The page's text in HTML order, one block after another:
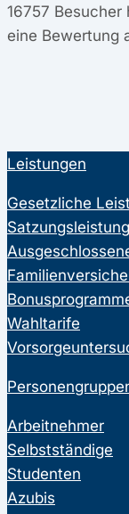
16757 Besucher
eine Bewertung
Leistungen
Gesetzliche
Wahltarife
Arbeitnehmer
Selbstständige
Studenten
Azubis